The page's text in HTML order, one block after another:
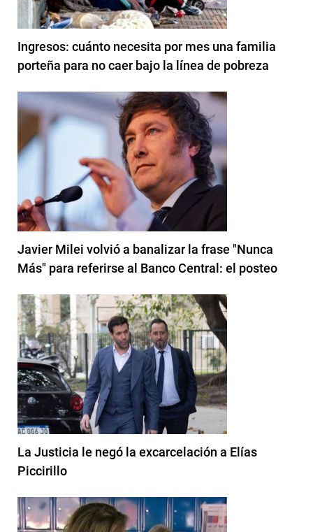
Ingresos: cuánto necesita por mes una familia
porteña para no caer bajo la línea de pobreza
Javier Milei volvió a banalizar la frase "Nunca
Más" para referirse al Banco Central: el posteo
La Justicia le negó la excarcelación a Elías
Piccirillo